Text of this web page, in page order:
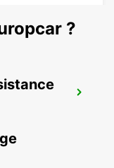
3
?